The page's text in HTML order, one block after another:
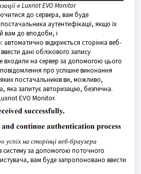
в Luxriot EVO Monitor
до сервера, вам буде
аутентифікації, якщо їх
вам до вподоби, і
автоматично відкриється сторінка веб-
дані облікового запису
входили на сервер за допомогою цього
про успішне виконання
постачальників ви, можливо,
яка запитує авторизацію, безпечна.
EVO Monitor.
успіх на сторінці веб-браузера
систему за допомогою поточного
вам буде запропоновано ввести